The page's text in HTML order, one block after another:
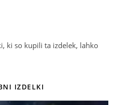
ki so kupili ta izdelek, lahko
IZDELKI